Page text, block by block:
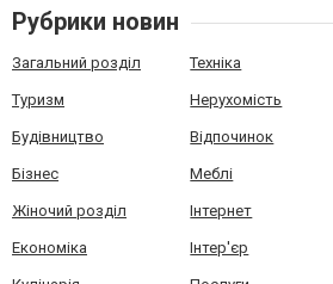
Рубрики новин
Загальний розділ Техніка
Туризм Нерухомість
Будівництво Відпочинок
Бізнес Меблі
Жіночий розділ Інтернет
Економіка Інтер'єр